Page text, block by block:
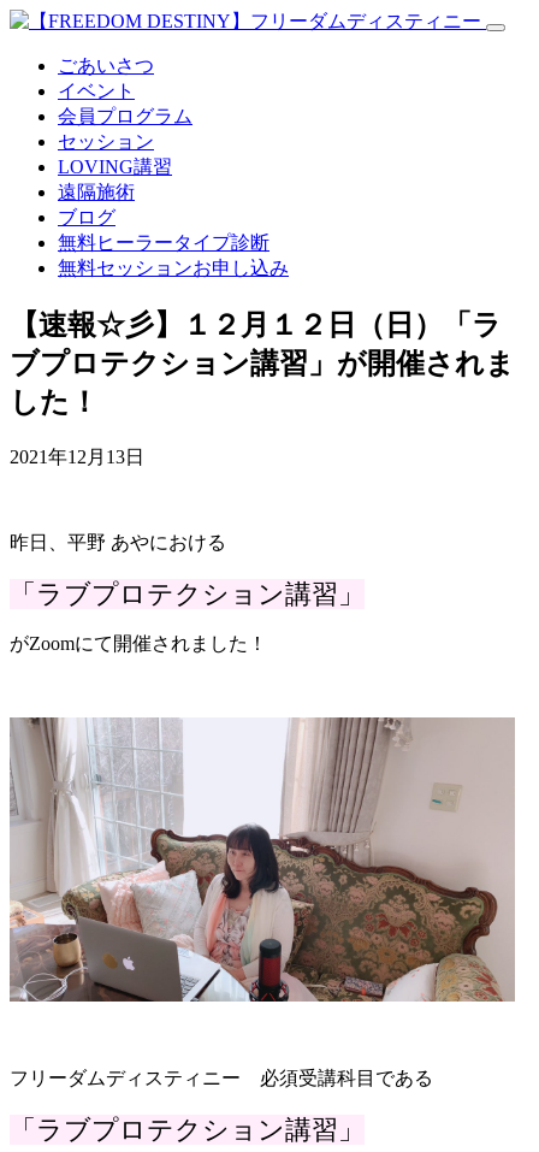
ごあいさつ
イベント
会員プログラム
セッション
LOVING講習
遠隔施術
ブログ
無料ヒーラータイプ診断
無料セッションお申し込み
【速報☆彡】１２月１２日（日）「ラ
ブプロテクション講習」が開催されま
した！
2021年12月13日
昨日、平野 あやにおける
「ラブプロテクション講習」
がZoomにて開催されました！
フリーダムディスティニー 必須受講科目である
「ラブプロテクション講習」